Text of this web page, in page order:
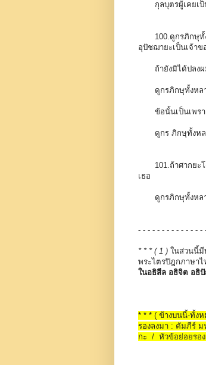
กุลบุตรผู้เคยเ
100.ดูกรภิกษุ
อุปัชฌายะเป็นเจ้าข
ถ้ายังมิได้ปลง
ดูกรภิกษุทั้งหล
ข้อนั้นเป็นเพร
ดูกร ภิกษุทั้งห
101.ถ้าศากย
เธอ
ดูกรภิกษุทั้งหล
- - - - - - - - - - - - - -
* * * ( 1 ) ในส่วนนี้มี
พระไตรปิฎกภาษา
ในอธิสีล อธิจิต อธิ
* * * ( ข้างบนนี้-ทั้ง
รองลงมา : คัมภีร์
กะ / หัวข้อย่อยรอ